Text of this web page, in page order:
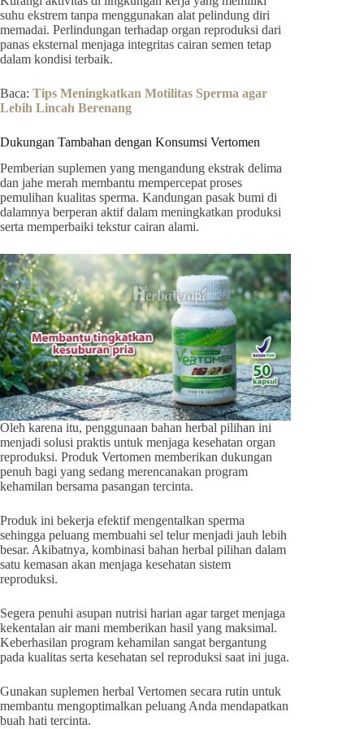
suhu ekstrem tanpa menggunakan alat pelindung diri
memadai. Perlindungan terhadap organ reproduksi dari
panas eksternal menjaga integritas cairan semen tetap
dalam kondisi terbaik.
Baca: Tips Meningkatkan Motilitas Sperma agar
Lebih Lincah Berenang
Dukungan Tambahan dengan Konsumsi Vertomen
Pemberian suplemen yang mengandung ekstrak delima
dan jahe merah membantu mempercepat proses
pemulihan kualitas sperma. Kandungan pasak bumi di
dalamnya berperan aktif dalam meningkatkan produksi
serta memperbaiki tekstur cairan alami.
Oleh karena itu, penggunaan bahan herbal pilihan ini
menjadi solusi praktis untuk menjaga kesehatan organ
reproduksi. Produk Vertomen memberikan dukungan
penuh bagi yang sedang merencanakan program
kehamilan bersama pasangan tercinta.
Produk ini bekerja efektif mengentalkan sperma
sehingga peluang membuahi sel telur menjadi jauh lebih
besar. Akibatnya, kombinasi bahan herbal pilihan dalam
satu kemasan akan menjaga kesehatan sistem
reproduksi.
Segera penuhi asupan nutrisi harian agar target menjaga
kekentalan air mani memberikan hasil yang maksimal.
Keberhasilan program kehamilan sangat bergantung
pada kualitas serta kesehatan sel reproduksi saat ini juga.
Gunakan suplemen herbal Vertomen secara rutin untuk
membantu mengoptimalkan peluang Anda mendapatkan
buah hati tercinta.